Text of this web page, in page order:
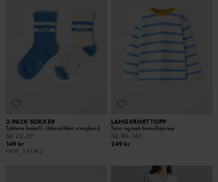
2-PACK SOKKER
Tykkere bomull, ribbestrikket vrangbord
Stl: 22-39
149 kr
NEW 3 FOR 2
LANGERMET TOPP
Tynn og myk bomullsjersey
Stl: 86-140
249 kr